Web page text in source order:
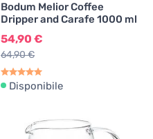
Bodum Melior Coffee
Dripper and Carafe 1000 ml
54,90 €
64,90 €
Disponibile